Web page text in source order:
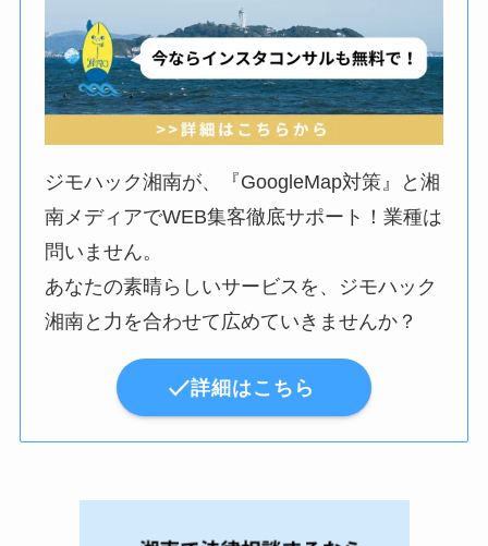
ジモハック湘南が、『GoogleMap対策』と湘
南メディアでWEB集客徹底サポート！業種は
問いません。
あなたの素晴らしいサービスを、ジモハック
湘南と力を合わせて広めていきませんか？
詳細はこちら